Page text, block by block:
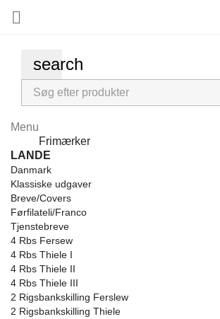

search
Menu
Frimærker
LANDE
Danmark
Klassiske udgaver
Breve/Covers
Førfilateli/Franco
Tjenstebreve
4 Rbs Fersew
4 Rbs Thiele I
4 Rbs Thiele II
4 Rbs Thiele III
2 Rigsbankskilling Ferslew
2 Rigsbankskilling Thiele